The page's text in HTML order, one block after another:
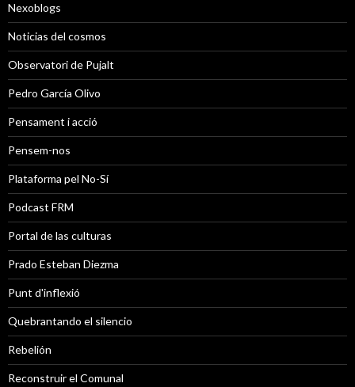
Nexoblogs
Noticias del cosmos
Observatori de Pujalt
Pedro García Olivo
Pensament i acció
Pensem-nos
Plataforma pel No-Sí
Podcast FRM
Portal de las culturas
Prado Esteban Diezma
Punt d'inflexió
Quebrantando el silencio
Rebelión
Reconstruir el Comunal